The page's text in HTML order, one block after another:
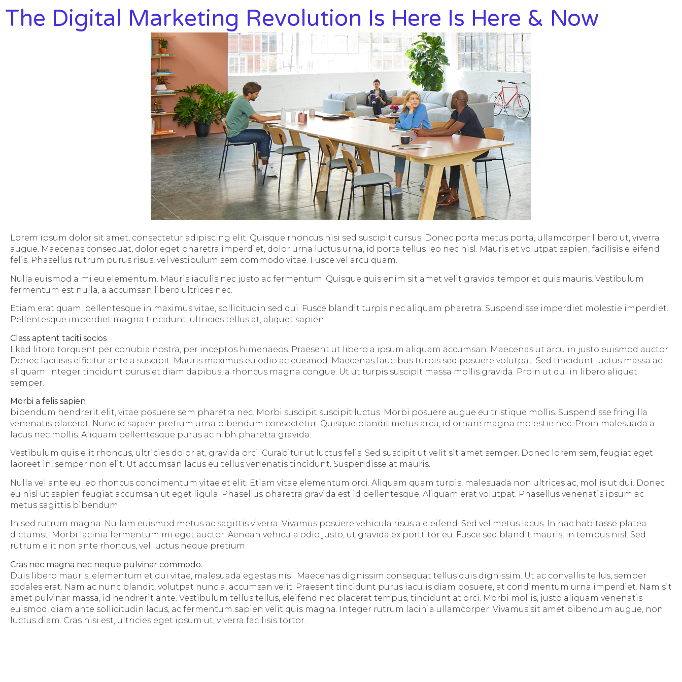
The Digital Marketing Revolution Is Here Is Here & Now
Lorem ipsum dolor sit amet, consectetur adipiscing elit. Quisque rhoncus nisi sed suscipit cursus. Donec porta metus porta, ullamcorper libero ut, viverra
augue. Maecenas consequat, dolor eget pharetra imperdiet, dolor urna luctus urna, id porta tellus leo nec nisl. Mauris et volutpat sapien, facilisis eleifend
felis. Phasellus rutrum purus risus, vel vestibulum sem commodo vitae. Fusce vel arcu quam.
Nulla euismod a mi eu elementum. Mauris iaculis nec justo ac fermentum. Quisque quis enim sit amet velit gravida tempor et quis mauris. Vestibulum
fermentum est nulla, a accumsan libero ultrices nec.
Etiam erat quam, pellentesque in maximus vitae, sollicitudin sed dui. Fusce blandit turpis nec aliquam pharetra. Suspendisse imperdiet molestie imperdiet.
Pellentesque imperdiet magna tincidunt, ultricies tellus at, aliquet sapien.
Class aptent taciti socios
Lkad litora torquent per conubia nostra, per inceptos himenaeos. Praesent ut libero a ipsum aliquam accumsan. Maecenas ut arcu in justo euismod auctor.
Donec facilisis efficitur ante a suscipit. Mauris maximus eu odio ac euismod. Maecenas faucibus turpis sed posuere volutpat. Sed tincidunt luctus massa ac
aliquam. Integer tincidunt purus et diam dapibus, a rhoncus magna congue. Ut ut turpis suscipit massa mollis gravida. Proin ut dui in libero aliquet
semper.
Morbi a felis sapien
bibendum hendrerit elit, vitae posuere sem pharetra nec. Morbi suscipit suscipit luctus. Morbi posuere augue eu tristique mollis. Suspendisse fringilla
venenatis placerat. Nunc id sapien pretium urna bibendum consectetur. Quisque blandit metus arcu, id ornare magna molestie nec. Proin malesuada a
lacus nec mollis. Aliquam pellentesque purus ac nibh pharetra gravida.
Vestibulum quis elit rhoncus, ultricies dolor at, gravida orci. Curabitur ut luctus felis. Sed suscipit ut velit sit amet semper. Donec lorem sem, feugiat eget
laoreet in, semper non elit. Ut accumsan lacus eu tellus venenatis tincidunt. Suspendisse at mauris.
Nulla vel ante eu leo rhoncus condimentum vitae et elit. Etiam vitae elementum orci. Aliquam quam turpis, malesuada non ultrices ac, mollis ut dui. Donec
eu nisl ut sapien feugiat accumsan ut eget ligula. Phasellus pharetra gravida est id pellentesque. Aliquam erat volutpat. Phasellus venenatis ipsum ac
metus sagittis bibendum.
In sed rutrum magna. Nullam euismod metus ac sagittis viverra. Vivamus posuere vehicula risus a eleifend. Sed vel metus lacus. In hac habitasse platea
dictumst. Morbi lacinia fermentum mi eget auctor. Aenean vehicula odio justo, ut gravida ex porttitor eu. Fusce sed blandit mauris, in tempus nisl. Sed
rutrum elit non ante rhoncus, vel luctus neque pretium.
Cras nec magna nec neque pulvinar commodo.
Duis libero mauris, elementum et dui vitae, malesuada egestas nisi. Maecenas dignissim consequat tellus quis dignissim. Ut ac convallis tellus, semper
sodales erat. Nam ac nunc blandit, volutpat nunc a, accumsan velit. Praesent tincidunt purus iaculis diam posuere, at condimentum urna imperdiet. Nam sit
amet pulvinar massa, id hendrerit ante. Vestibulum tellus tellus, eleifend nec placerat tempus, tincidunt at orci. Morbi mollis, justo aliquam venenatis
euismod, diam ante sollicitudin lacus, ac fermentum sapien velit quis magna. Integer rutrum lacinia ullamcorper. Vivamus sit amet bibendum augue, non
luctus diam. Cras nisi est, ultricies eget ipsum ut, viverra facilisis tortor.